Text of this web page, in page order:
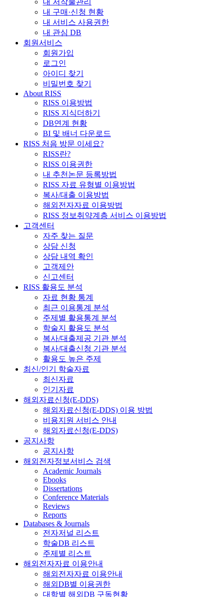
내 구매·신청 현황
내 서비스 사용권한
내 관심 DB
회원서비스
회원가입
로그인
아이디 찾기
비밀번호 찾기
About RISS
RISS 이용방법
RISS 지식더하기
DB연계 현황
BI 및 배너 다운로드
RISS 처음 방문 이세요?
RISS란?
RISS 이용권한
내 추천논문 등록방법
RISS 자료 유형별 이용방법
복사/대출 이용방법
해외전자자료 이용방법
RISS 정보취약계층 서비스 이용방법
고객센터
자주 찾는 질문
상담 신청
상담 내역 확인
고객제안
신고센터
RISS 활용도 분석
자료 현황 통계
최근 이용통계 분석
주제별 활용통계 분석
학술지 활용도 분석
복사/대출제공 기관 분석
복사/대출신청 기관 분석
활용도 높은 주제
최신/인기 학술자료
최신자료
인기자료
해외자료신청(E-DDS)
해외자료신청(E-DDS) 이용 방법
비용지원 서비스 안내
해외자료신청(E-DDS)
공지사항
공지사항
해외전자정보서비스 검색
Academic Journals
Ebooks
Dissertations
Conference Materials
Reviews
Reports
Databases & Journals
전자저널 리스트
학술DB 리스트
주제별 리스트
해외전자자료 이용안내
해외전자자료 이용안내
해외DB별 이용권한
대학별 해외DB 구독현황